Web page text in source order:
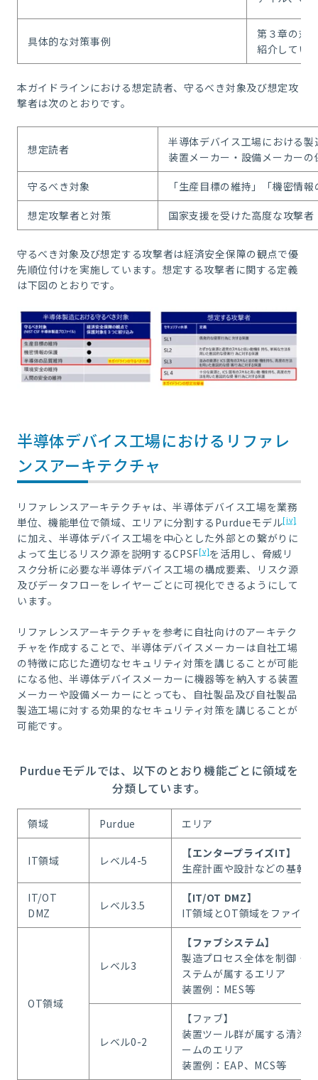
具体的な対策事例
第３章の対
紹介してい
本ガイドラインにおける想定読者、守るべき対象及び想定攻
撃者は次のとおりです。
想定読者
半導体デバイス工場における
装置メーカー・設備メーカー
守るべき対象 「生産目標の維持」「機密情
想定攻撃者と対策 国家支援を受けた高度な攻撃
守るべき対象及び想定する攻撃者は経済安全保障の観点で優
先順位付けを実施しています。想定する攻撃者に関する定義
は下図のとおりです。
半導体デバイス工場におけるリファレ
ンスアーキテクチャ
リファレンスアーキテクチャは、半導体デバイス工場を業務
単位、機能単位で領域、エリアに分割するPurdueモデル[iv]
に加え、半導体デバイス工場を中心とした外部との繋がりに
よって生じるリスク源を説明するCPSF[v]を活用し、脅威リ
スク分析に必要な半導体デバイス工場の構成要素、リスク源
及びデータフローをレイヤーごとに可視化できるようにして
います。
リファレンスアーキテクチャを参考に自社向けのアーキテク
チャを作成することで、半導体デバイスメーカーは自社工場
の特徴に応じた適切なセキュリティ対策を講じることが可能
になる他、半導体デバイスメーカーに機器等を納入する装置
メーカーや設備メーカーにとっても、自社製品及び自社製品
製造工場に対する効果的なセキュリティ対策を講じることが
可能です。
Purdueモデルでは、以下のとおり機能ごとに領域を
分類しています。
領域 Purdue エリア
IT領域 レベル4-5
【エンタープライズIT】
生産計画や設計などの基幹
IT/OT
DMZ
レベル3.5
【IT/OT DMZ】
IT領域とOT領域をファイア
OT領域
レベル3
【ファブシステム】
製造プロセス全体を制御・
ステムが属するエリア
装置例：MES等
レベル0-2
【ファブ】
装置ツール群が属する清浄
ームのエリア
装置例：EAP、MCS等